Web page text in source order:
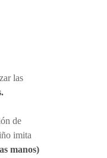
las
de
imita
manos)